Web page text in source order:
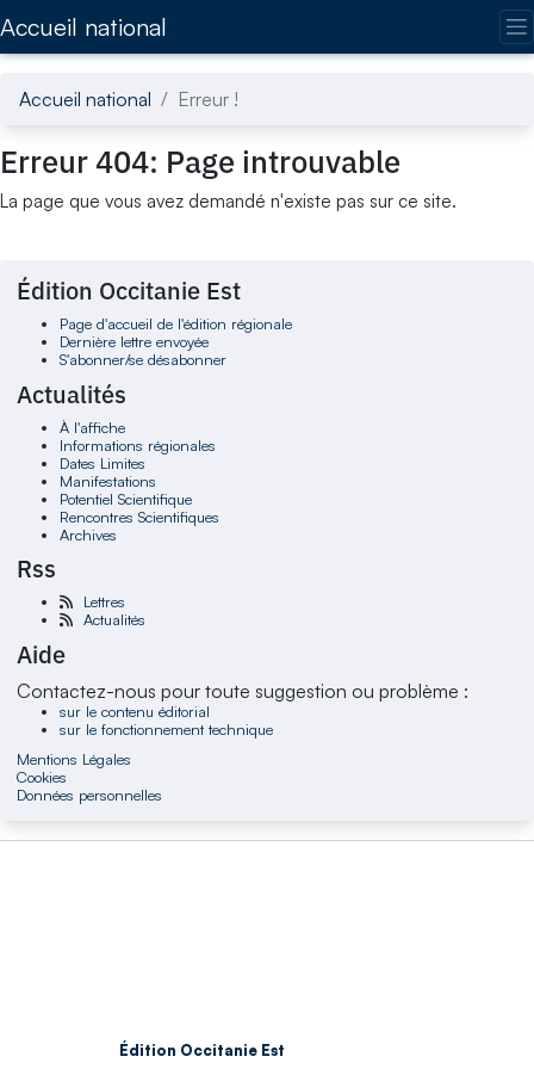
Accueil national
Accueil national Erreur !
Erreur 404: Page introuvable
La page que vous avez demandé n'existe pas sur ce site.
Édition Occitanie Est
Page d'accueil de l'édition régionale
Dernière lettre envoyée
S'abonner/se désabonner
Actualités
À l'affiche
Informations régionales
Dates Limites
Manifestations
Potentiel Scientifique
Rencontres Scientifiques
Archives
Rss
Lettres
Actualités
Aide
Contactez-nous pour toute suggestion ou problème :
sur le contenu éditorial
sur le fonctionnement technique
Mentions Légales
Cookies
Données personnelles
Édition Occitanie Est